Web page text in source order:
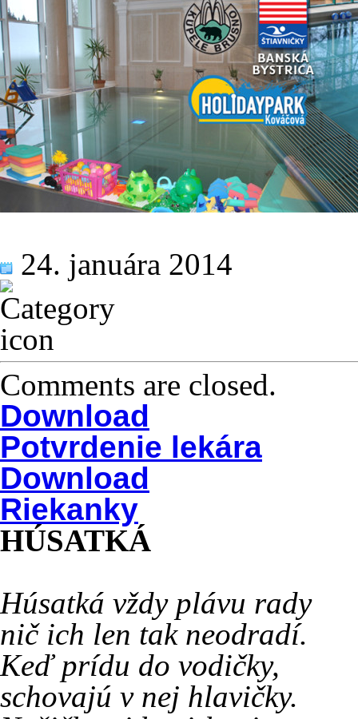
24. januára 2014
Comments are closed.
Download
Potvrdenie lekára
Download
Riekanky
HÚSATKÁ
Húsatká vždy plávu rady
nič ich len tak neodradí.
Keď prídu do vodičky,
schovajú v nej hlavičky.